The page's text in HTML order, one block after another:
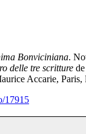
Bonviciniana.
delle tre scritture
Accarie, Paris,
17915